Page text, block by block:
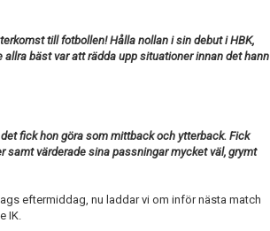
till fotbollen! Hålla nollan i sin debut i HBK,
bäst var att rädda upp situationer innan det hann
fick hon göra som mittback och ytterback. Fick
värderade sina passningar mycket väl, grymt
eftermiddag, nu laddar vi om inför nästa match
IK.